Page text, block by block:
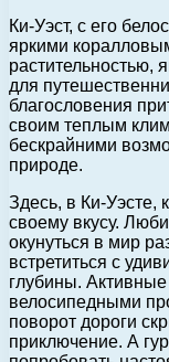
Ки-Уэст, с его
яркими
растительностью,
для
благословения
своим теплым
бескрайними
природе.
Здесь, в Ки-Уэсте,
своему вкусу.
окунуться в мир
встретиться с
глубины.
велосипедными
поворот дороги
приключение. А